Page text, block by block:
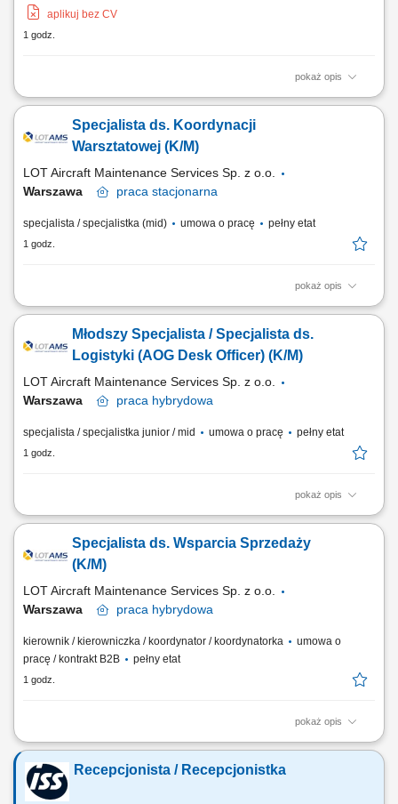
aplikuj bez CV
1 godz.
pokaż opis
Zakres obowiązków: aktywne pozyskiwanie nowych klientów
techniczne i dobór rozwiązań. prezentowanie produktów i usług firmy
oraz kompleksowych rozwiązań dla klientów; utrzymywanie
Specjalista ds. Koordynacji
Warsztatowej (K/M)
LOT Aircraft Maintenance Services Sp. z o.o.
Warszawa
praca stacjonarna
specjalista / specjalistka (mid) umowa o pracę pełny etat
1 godz.
pokaż opis
Obowiązki: Nadzór nad obiegiem części w serwisie warsztatowym
dokumentacji wykonawczej oraz poświadczeń; Koordynacja transportu
komponentów lotniczych między warsztatami a magazynem;
Młodszy Specjalista / Specjalista ds.
Logistyki (AOG Desk Officer) (K/M)
LOT Aircraft Maintenance Services Sp. z o.o.
Warszawa
praca hybrydowa
specjalista / specjalistka junior / mid umowa o pracę pełny etat
1 godz.
pokaż opis
Obowiązki: Zakup materiałów do przeglądów samolotów; Szukanie,
realizacji zamówień; Koordynacja transportu zamówionych części i
materiałów; Obsługa wysyłek materiałów należących do klientów; Bliska
Specjalista ds. Wsparcia Sprzedaży
(K/M)
LOT Aircraft Maintenance Services Sp. z o.o.
Warszawa
praca hybrydowa
kierownik / kierowniczka / koordynator / koordynatorka
umowa o
pracę / kontrakt B2B
pełny etat
1 godz.
pokaż opis
Obowiązki: Wyliczanie kosztów pracy, materiałów, części i usług
ustalaniu terminów; Sprawdzanie dostępności slotów i koordynacja
harmonogramów; Tworzenie ofert zgodnie z procedurami jakości i Part-
Recepcjonista / Recepcjonistka